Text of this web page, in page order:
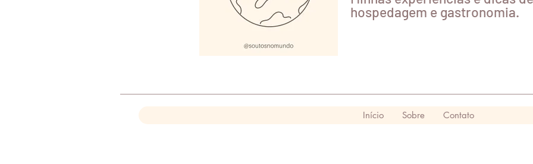
hospedagem e gastronomia.
Início Sobre Contato